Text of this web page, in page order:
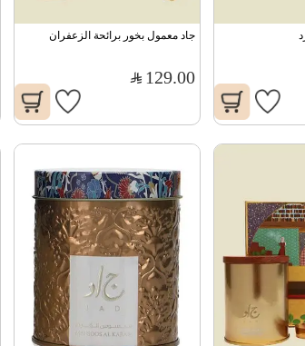
جاد معمول بخور برائحة الزعفران
129.00